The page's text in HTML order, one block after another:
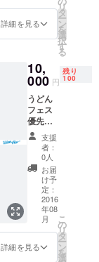
ナルタ
オルと
ポス
ターの
です。
詳細を見る
リ
タ
ー
ン
を
選
択
す
る
10,
000 円
残り
100
うどん
フェス
優先入
場チ
ケット
と、う
どん
フェス
参加者
しか手
に入ら
ないオ
リジナ
ルタオ
ルとポ
支援
者：
0人
お届
け予
定：
2016
年08
月
詳細を見る
こ
の
リ
タ
ー
ン
を
選